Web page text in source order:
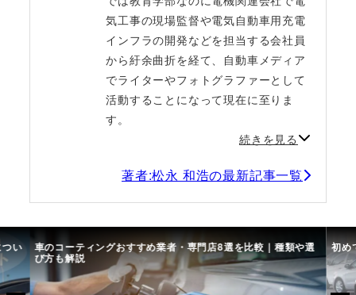
気工事の現場監督や電気自動車用充電
インフラの開発などを担当する会社員
から紆余曲折を経て、自動車メディア
でライターやフォトグラファーとして
活動することになって現在に至りま
す。
続きを見る
著者:松永 和浩の最新記事一覧
い 車のコーティングおすすめ業者・専門店8選を比較｜種類や選
び方も解説
初め